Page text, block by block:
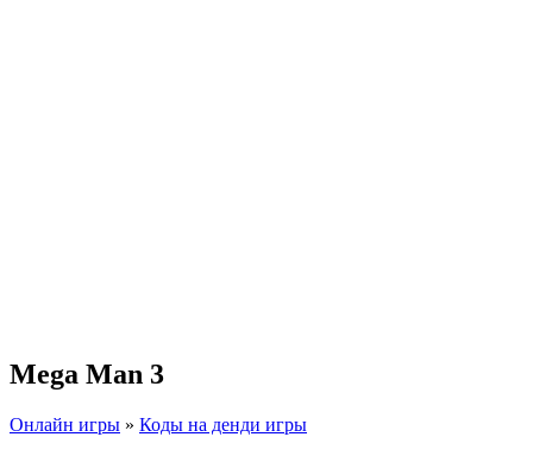
Mega Man 3
Онлайн игры » Коды на денди игры